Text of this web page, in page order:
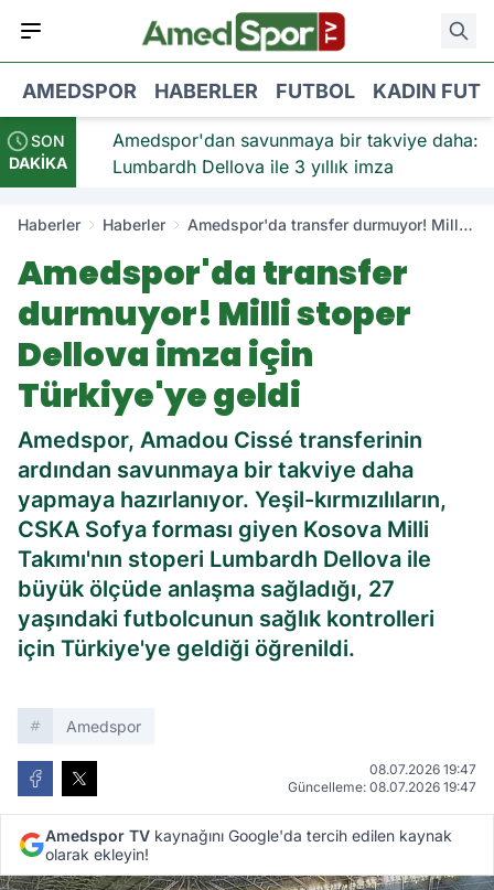
AMEDSPOR HABERLER FUTBOL KADIN
SON
DAKİKA
Amedspor'dan savunmaya bir takviye daha:
Lumbardh Dellova ile 3 yıllık imza
Haberler Haberler
Amedspor'da transfer durmuyor! Milli
geldi
Amedspor'da transfer
durmuyor! Milli stoper
Dellova imza için
Türkiye'ye geldi
Amedspor, Amadou Cissé transferinin
ardından savunmaya bir takviye daha
yapmaya hazırlanıyor. Yeşil-kırmızılıların,
CSKA Sofya forması giyen Kosova Milli
Takımı'nın stoperi Lumbardh Dellova ile
büyük ölçüde anlaşma sağladığı, 27
yaşındaki futbolcunun sağlık kontrolleri
için Türkiye'ye geldiği öğrenildi.
Amedspor
08.07.2026 19:47
Güncelleme: 08.07.2026 19:47
Amedspor TV kaynağını Google'da tercih edilen kaynak
olarak ekleyin!